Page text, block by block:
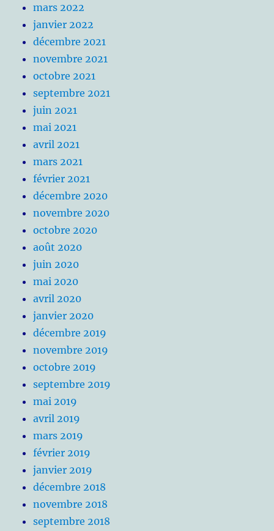
mars 2022
janvier 2022
décembre 2021
novembre 2021
octobre 2021
septembre 2021
juin 2021
mai 2021
avril 2021
mars 2021
février 2021
décembre 2020
novembre 2020
octobre 2020
août 2020
juin 2020
mai 2020
avril 2020
janvier 2020
décembre 2019
novembre 2019
octobre 2019
septembre 2019
mai 2019
avril 2019
mars 2019
février 2019
janvier 2019
décembre 2018
novembre 2018
septembre 2018